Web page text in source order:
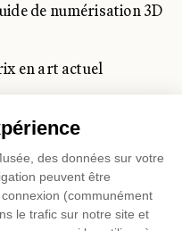
de numérisation 3D
en art actuel